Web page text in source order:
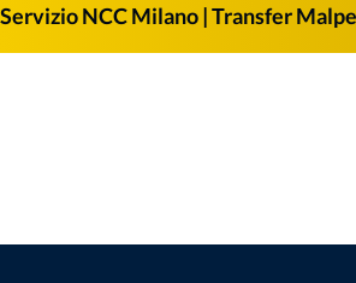
Servizio NCC Milano | Transfer